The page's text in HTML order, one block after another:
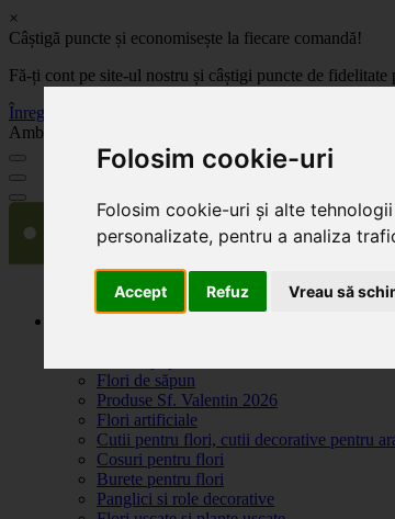
Folosim cookie-uri
Folosim cookie-uri și alte
personalizate, pentru a analiza
Accept Refuz Vreau să
×
Câștigă puncte și economisește la fiecare comandă!
Fă-ți cont pe site-ul nostru și câștigi puncte de
Înregistrează-te acum
Ambalaje, decoratiuni si accesorii pentru flori. Produse
Flori de săpun
Produse Sf. Valentin 2026
Flori artificiale
Cutii pentru flori, cutii decorative pentru
Cosuri pentru flori
Burete pentru flori
Panglici si role decorative